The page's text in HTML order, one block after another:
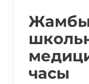
часы